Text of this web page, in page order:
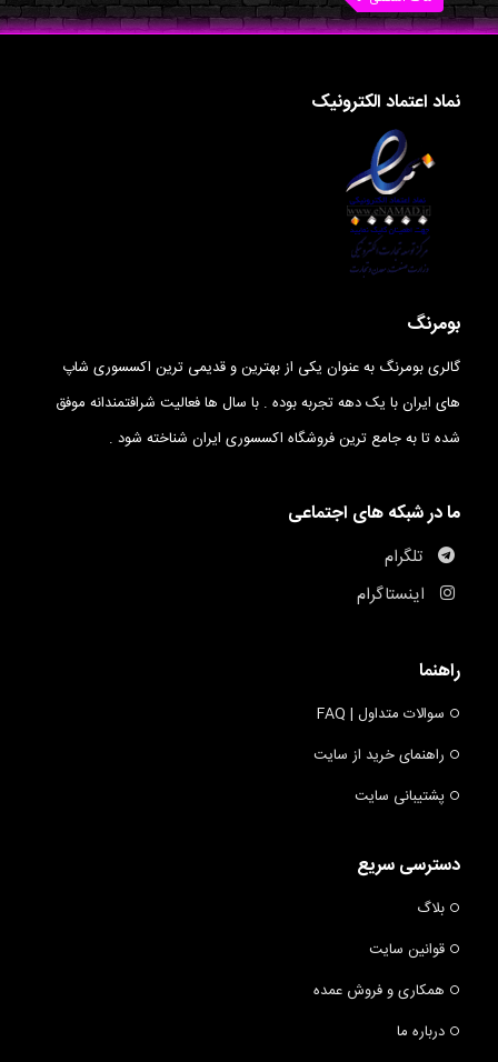
نماد اعتماد الکترونیک
بومرنگ
گالری بومرنگ به عنوان یکی از بهترین و قدیمی ترین اکسسوری شاپ
های ایران با یک دهه تجربه بوده . با سال ها فعالیت شرافتمندانه موفق
شده تا به جامع ترین فروشگاه اکسسوری ایران شناخته شود .
ما در شبکه های اجتماعی
تلگرام
اینستاگرام
راهنما
سوالات متداول | FAQ
راهنمای خرید از سایت
پشتیبانی سایت
دسترسی سریع
بلاگ
قوانین سایت
همکاری و فروش عمده
درباره ما